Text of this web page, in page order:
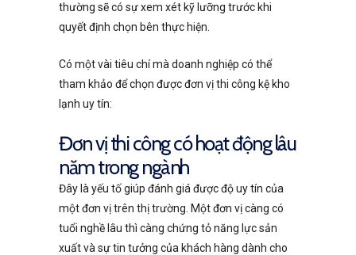
thường sẽ có sự xem xét kỹ lưỡng trước khi
quyết định chọn bên thực hiện.
Có một vài tiêu chí mà doanh nghiệp có thể
tham khảo để chọn được đơn vị thi công kệ kho
lạnh uy tín:
Đơn vị thi công có hoạt động lâu
năm trong ngành
Đây là yếu tố giúp đánh giá được độ uy tín của
một đơn vị trên thị trường. Một đơn vị càng có
tuổi nghề lâu thì càng chứng tỏ năng lực sản
xuất và sự tin tưởng của khách hàng dành cho